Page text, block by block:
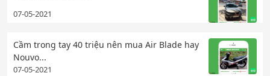
07-05-2021
Cầm trong tay 40 triệu nên mua Air Blade hay
Nouvo...
07-05-2021